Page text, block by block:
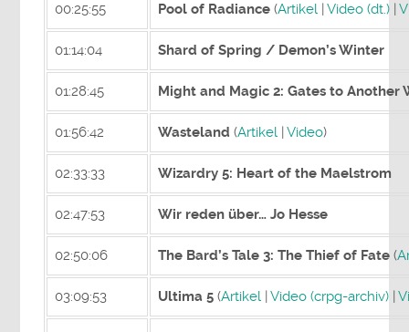
00:25:55 Pool of Radiance(Artikel |Video (dt.) |
01:14:04 Shard of Spring / Demon’s Winter
01:28:45 Might and Magic 2: Gates to Another
01:56:42 Wasteland(Artikel |Video)
02:33:33 Wizardry 5: Heart of the Maelstrom
02:47:53 Wir reden über… Jo Hesse
02:50:06 The Bard’s Tale 3: The Thief of Fate(
03:09:53 Ultima 5(Artikel |Video (crpg-archiv) |